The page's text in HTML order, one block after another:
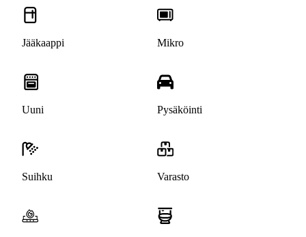
Jääkaappi Mikro
Uuni Pysäköinti
Suihku Varasto